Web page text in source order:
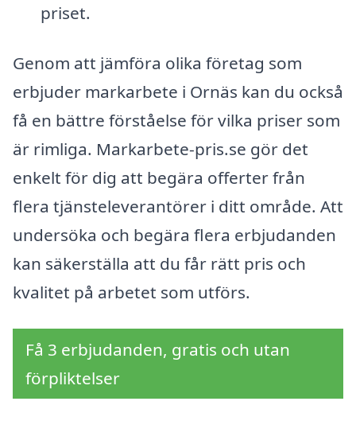
priset.
Genom att jämföra olika företag som
erbjuder markarbete i Ornäs kan du också
få en bättre förståelse för vilka priser som
är rimliga. Markarbete-pris.se gör det
enkelt för dig att begära offerter från
flera tjänsteleverantörer i ditt område. Att
undersöka och begära flera erbjudanden
kan säkerställa att du får rätt pris och
kvalitet på arbetet som utförs.
Få 3 erbjudanden, gratis och utan
förpliktelser